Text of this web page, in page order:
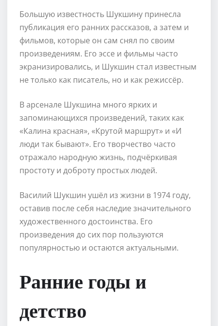
Большую известность Шукшину принесла
публикация его ранних рассказов, а затем и
фильмов, которые он сам снял по своим
произведениям. Его эссе и фильмы часто
экранизировались, и Шукшин стал известным
не только как писатель, но и как режиссёр.
В арсенале Шукшина много ярких и
запоминающихся произведений, таких как
«Калина красная», «Крутой маршрут» и «И
люди так бывают». Его творчество часто
отражало народную жизнь, подчёркивая
простоту и доброту простых людей.
Василий Шукшин ушёл из жизни в 1974 году,
оставив после себя наследие значительного
художественного достоинства. Его
произведения до сих пор пользуются
популярностью и остаются актуальными.
Ранние годы и
детство